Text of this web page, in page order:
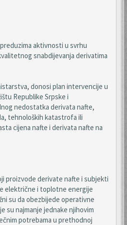
aktivnosti u svrhu
snabdijevanja derivatima
donosi plan intervencije u
Republike Srpske i
nedostatka derivata nafte,
tehnoloških katastrofa ili
cijena nafte i derivata nafte na
proizvode derivate nafte i subjekti
električne i toplotne energije
su da obezbijede operativne
su najmanje jednake njihovim
potrebama u prethodnoj